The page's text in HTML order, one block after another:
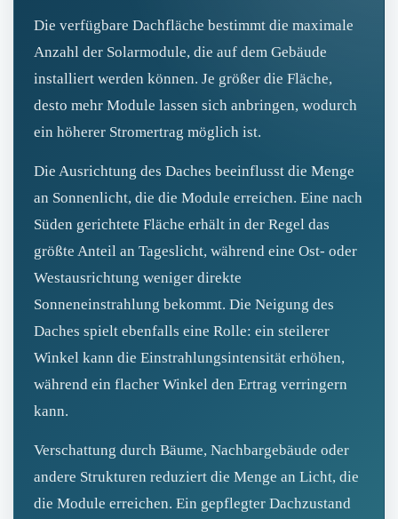
Die verfügbare Dachfläche bestimmt die maximale
Anzahl der Solarmodule, die auf dem Gebäude
installiert werden können. Je größer die Fläche,
desto mehr Module lassen sich anbringen, wodurch
ein höherer Stromertrag möglich ist.
Die Ausrichtung des Daches beeinflusst die Menge
an Sonnenlicht, die die Module erreichen. Eine nach
Süden gerichtete Fläche erhält in der Regel das
größte Anteil an Tageslicht, während eine Ost- oder
Westausrichtung weniger direkte
Sonneneinstrahlung bekommt. Die Neigung des
Daches spielt ebenfalls eine Rolle: ein steilerer
Winkel kann die Einstrahlungsintensität erhöhen,
während ein flacher Winkel den Ertrag verringern
kann.
Verschattung durch Bäume, Nachbargebäude oder
andere Strukturen reduziert die Menge an Licht, die
die Module erreichen. Ein gepflegter Dachzustand